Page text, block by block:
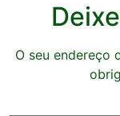
O seu endereço